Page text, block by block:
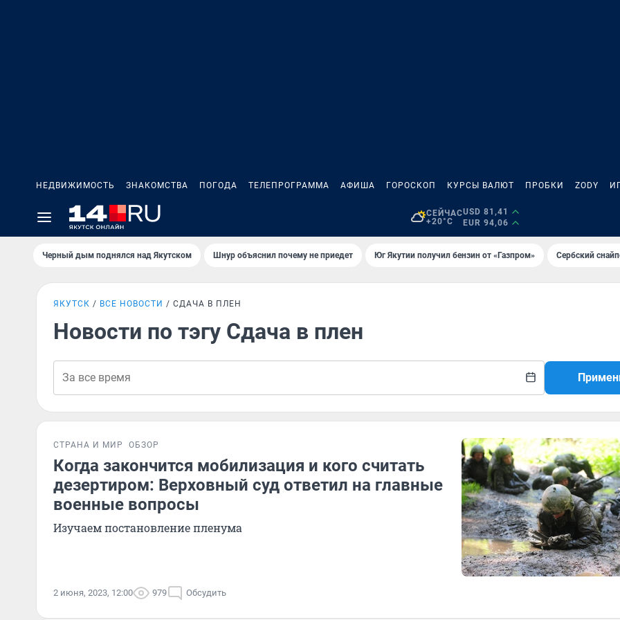
НЕДВИЖИМОСТЬ ЗНАКОМСТВА ПОГОДА ТЕЛЕПРОГРАММА АФИША ГОРОСКОП КУРСЫ ВАЛЮТ ПРОБКИ ZODY
СЕЙЧАС
+20°C
USD 81,41
EUR 94,06
Черный дым поднялся над Якутском Шнур объяснил почему не приедет Юг Якутии получил бензин от «Газпром» Сербский
ЯКУТСК ВСЕ НОВОСТИ СДАЧА В ПЛЕН
Новости по тэгу Сдача в плен
СТРАНА И МИР ОБЗОР
Когда закончится мобилизация и кого считать
дезертиром: Верховный суд ответил на главные
военные вопросы
Изучаем постановление пленума
2 июня, 2023, 12:00 979 Обсудить